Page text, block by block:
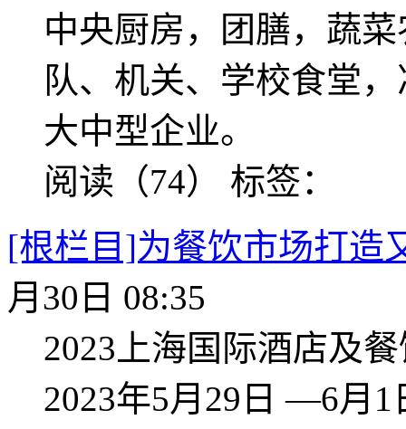
中央厨房，团膳，蔬
队、机关、学校食堂
大中型企业。
阅读（74） 标签：
[根栏目]为餐饮市场打造
月30日 08:35
2023上海国际酒店及
2023年5月29日 —6月1